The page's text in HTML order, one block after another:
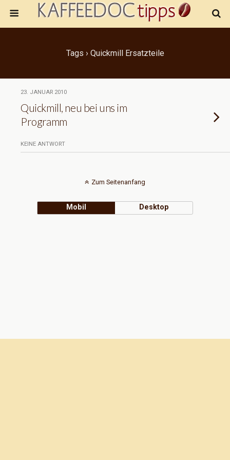
Tags › Quickmill Ersatzteile
23. JANUAR 2010
Quickmill, neu bei uns im
Programm
KEINE ANTWORT
Zum Seitenanfang
Mobil Desktop